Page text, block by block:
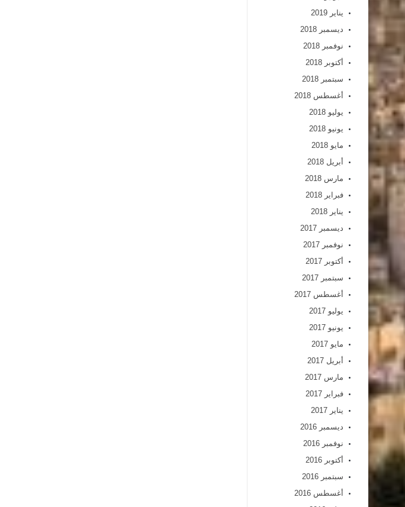
يناير 2019
ديسمبر 2018
نوفمبر 2018
أكتوبر 2018
سبتمبر 2018
أغسطس 2018
يوليو 2018
يونيو 2018
مايو 2018
أبريل 2018
مارس 2018
فبراير 2018
يناير 2018
ديسمبر 2017
نوفمبر 2017
أكتوبر 2017
سبتمبر 2017
أغسطس 2017
يوليو 2017
يونيو 2017
مايو 2017
أبريل 2017
مارس 2017
فبراير 2017
يناير 2017
ديسمبر 2016
نوفمبر 2016
أكتوبر 2016
سبتمبر 2016
أغسطس 2016